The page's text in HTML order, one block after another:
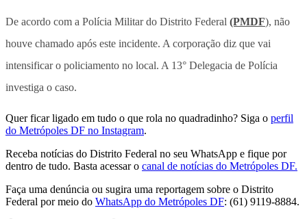
De acordo com a Polícia Militar do Distrito Federal (PMDF), não
houve chamado após este incidente. A corporação diz que vai
intensificar o policiamento no local. A 13° Delegacia de Polícia
investiga o caso.
Quer ficar ligado em tudo o que rola no quadradinho? Siga o perfil
do Metrópoles DF no Instagram.
Receba notícias do Distrito Federal no seu WhatsApp e fique por
dentro de tudo. Basta acessar o canal de notícias do Metrópoles DF.
Faça uma denúncia ou sugira uma reportagem sobre o Distrito
Federal por meio do WhatsApp do Metrópoles DF: (61) 9119-8884.